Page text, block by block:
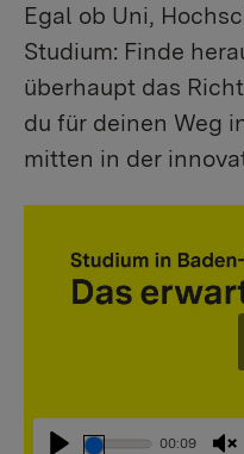
Egal ob Uni,
Studium: Finde
überhaupt das
du für deinen Weg
mitten in der
00:09